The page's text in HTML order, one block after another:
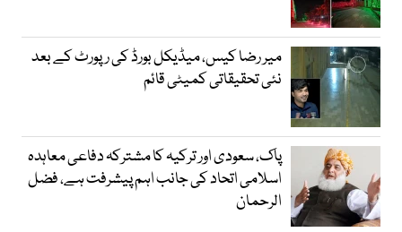
میر رضا کیس، میڈیکل بورڈ کی رپورٹ کے بعد
نئی تحقیقاتی کمیٹی قائم
پاک، سعودی اور ترکیہ کا مشترکہ دفاعی معاہدہ
اسلامی اتحاد کی جانب اہم پیشرفت ہے، فضل
الرحمان